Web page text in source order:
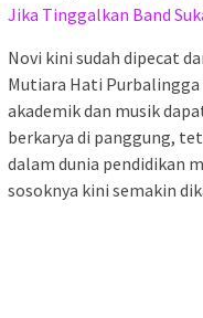
Jika Tinggalkan Band
Novi kini sudah dipecat
Mutiara Hati
akademik dan musik
berkarya di panggung,
dalam dunia pendidikan
sosoknya kini semakin